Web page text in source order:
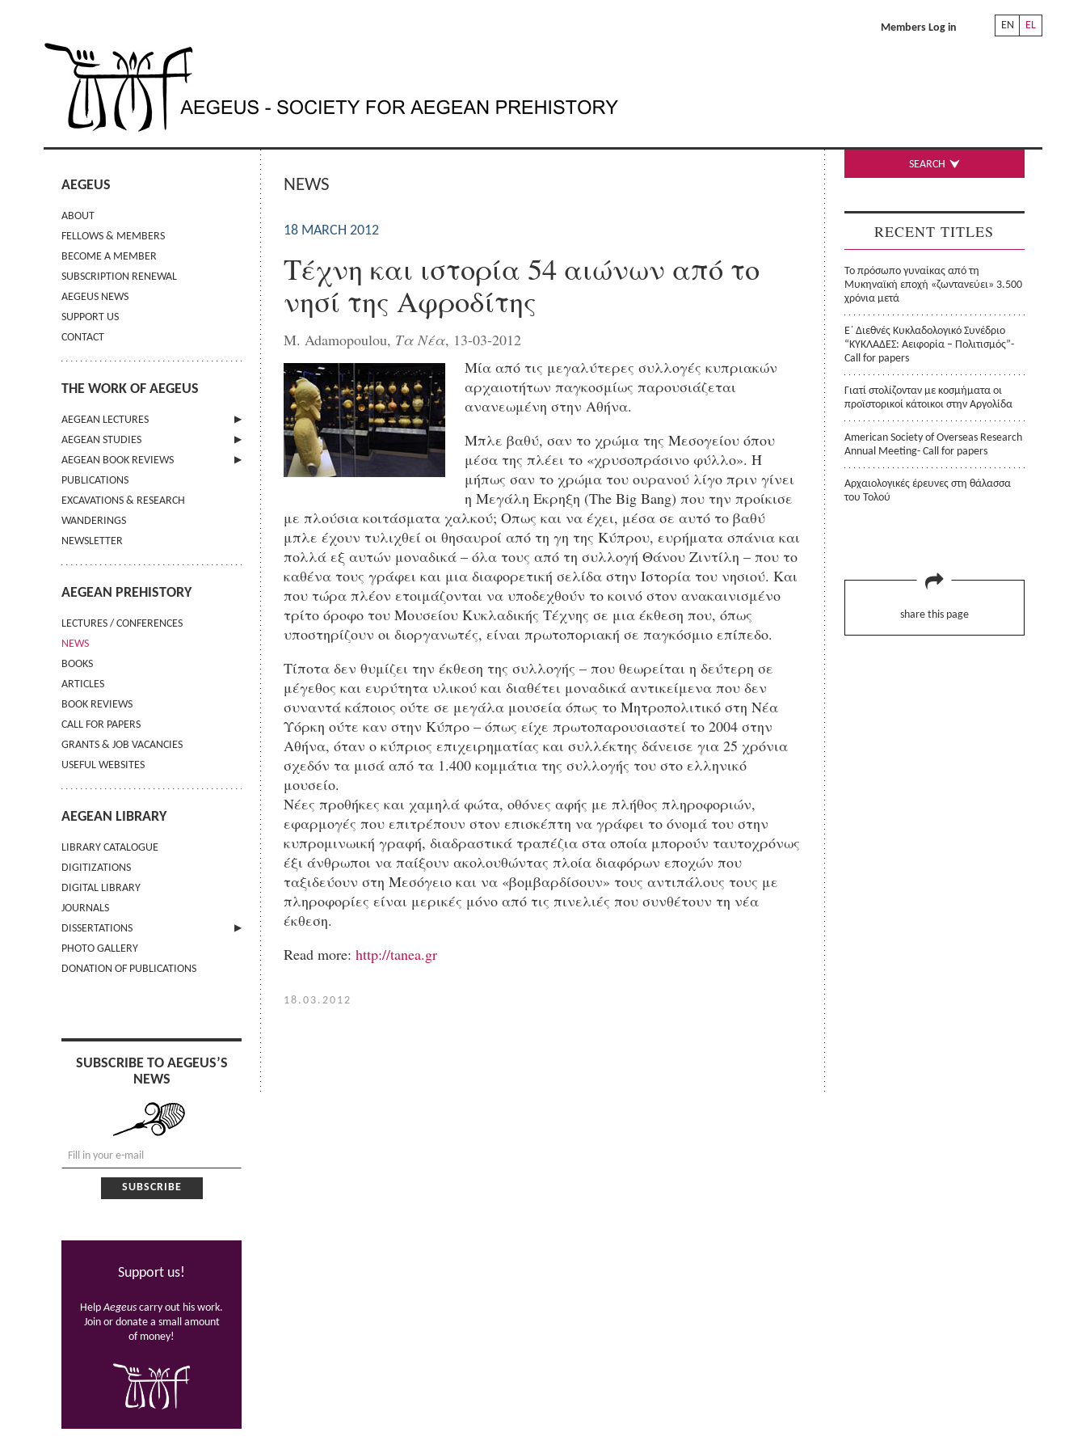
EN EL
Members Log in
AEGEUS
ABOUT
FELLOWS & MEMBERS
BECOME A MEMBER
SUBSCRIPTION RENEWAL
AEGEUS NEWS
SUPPORT US
CONTACT
THE WORK OF AEGEUS
AEGEAN LECTURES
INFORMATION
AEGEAN STUDIES
INFORMATION
GUIDELINES FOR AUTHORS
TERMS OF USE
CONTACT
AEGEAN BOOK REVIEWS
INFORMATION
PUBLICATIONS
EXCAVATIONS & RESEARCH
WANDERINGS
NEWSLETTER
AEGEAN PREHISTORY
LECTURES / CONFERENCES
NEWS
BOOKS
ARTICLES
BOOK REVIEWS
CALL FOR PAPERS
GRANTS & JOB VACANCIES
USEFUL WEBSITES
AEGEAN LIBRARY
LIBRARY CATALOGUE
DIGITIZATIONS
DIGITAL LIBRARY
JOURNALS
DISSERTATIONS
SUBMIT AN ABSTRACT
PHOTO GALLERY
DONATION OF PUBLICATIONS
SUBSCRIBE TO AEGEUS’S
NEWS
Support us!
HelpAegeuscarry out his work.
Join or donate a small amount
of money!
NEWS
18 MARCH 2012
Τέχνη και ιστορία 54 αιώνων από το
νησί της Αφροδίτης
M. Adamopoulou, Τα Νέα, 13-03-2012
Μία από τις μεγαλύτερες συλλογές κυπριακών
αρχαιοτήτων παγκοσμίως παρουσιάζεται
ανανεωμένη στην Αθήνα.
Μπλε βαθύ, σαν το χρώμα της Μεσογείου όπου
μέσα της πλέει το «χρυσοπράσινο φύλλο». Ή
μήπως σαν το χρώμα του ουρανού λίγο πριν γίνει
η Μεγάλη Εκρηξη (The Βig Bang) που την προίκισε
με πλούσια κοιτάσματα χαλκού; Οπως και να έχει, μέσα σε αυτό το βαθύ
μπλε έχουν τυλιχθεί οι θησαυροί από τη γη της Κύπρου, ευρήματα σπάνια και
πολλά εξ αυτών μοναδικά – όλα τους από τη συλλογή Θάνου Ζιντίλη – που το
καθένα τους γράφει και μια διαφορετική σελίδα στην Ιστορία του νησιού. Και
που τώρα πλέον ετοιμάζονται να υποδεχθούν το κοινό στον ανακαινισμένο
τρίτο όροφο του Μουσείου Κυκλαδικής Τέχνης σε μια έκθεση που, όπως
υποστηρίζουν οι διοργανωτές, είναι πρωτοποριακή σε παγκόσμιο επίπεδο.
Τίποτα δεν θυμίζει την έκθεση της συλλογής – που θεωρείται η δεύτερη σε
μέγεθος και ευρύτητα υλικού και διαθέτει μοναδικά αντικείμενα που δεν
συναντά κάποιος ούτε σε μεγάλα μουσεία όπως το Μητροπολιτικό στη Νέα
Υόρκη ούτε καν στην Κύπρο – όπως είχε πρωτοπαρουσιαστεί το 2004 στην
Αθήνα, όταν ο κύπριος επιχειρηματίας και συλλέκτης δάνεισε για 25 χρόνια
σχεδόν τα μισά από τα 1.400 κομμάτια της συλλογής του στο ελληνικό
μουσείο.
Νέες προθήκες και χαμηλά φώτα, οθόνες αφής με πλήθος πληροφοριών,
εφαρμογές που επιτρέπουν στον επισκέπτη να γράφει το όνομά του στην
κυπρομινωική γραφή, διαδραστικά τραπέζια στα οποία μπορούν ταυτοχρόνως
έξι άνθρωποι να παίξουν ακολουθώντας πλοία διαφόρων εποχών που
ταξιδεύουν στη Μεσόγειο και να «βομβαρδίσουν» τους αντιπάλους τους με
πληροφορίες είναι μερικές μόνο από τις πινελιές που συνθέτουν τη νέα
έκθεση.
Read more: http://tanea.gr
18.03.2012
SEARCH
RECENT TITLES
Το πρόσωπο γυναίκας από τη
Μυκηναϊκή εποχή «ζωντανεύει» 3.500
χρόνια μετά
Ε΄ Διεθνές Κυκλαδολογικό Συνέδριο
“ΚΥΚΛΑΔΕΣ: Αειφορία – Πολιτισμός”-
Call for papers
Γιατί στολίζονταν με κοσμήματα οι
προϊστορικοί κάτοικοι στην Αργολίδα
American Society of Overseas Research
Annual Meeting- Call for papers
Αρχαιολογικές έρευνες στη θάλασσα
του Τολού
share this page